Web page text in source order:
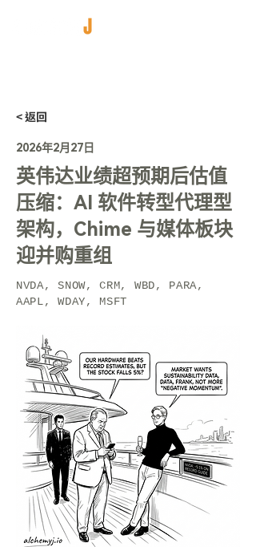
< 返回
2026年2月27日
英伟达业绩超预期后估值
压缩：AI 软件转型代理型
架构，Chime 与媒体板块
迎并购重组
NVDA, SNOW, CRM, WBD, PARA,
AAPL, WDAY, MSFT